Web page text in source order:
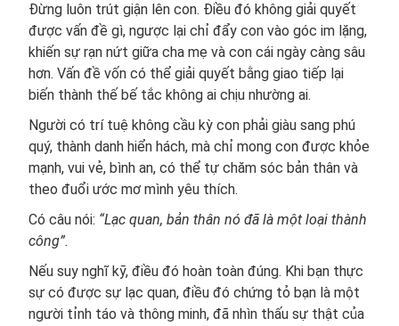
Đừng luôn trút giận lên con. Điều đó không giải quyết
được vấn đề gì, ngược lại chỉ đẩy con vào góc im lặng,
khiến sự rạn nứt giữa cha mẹ và con cái ngày càng sâu
hơn. Vấn đề vốn có thể giải quyết bằng giao tiếp lại
biến thành thế bế tắc không ai chịu nhường ai.
Người có trí tuệ không cầu kỳ con phải giàu sang phú
quý, thành danh hiển hách, mà chỉ mong con được khỏe
mạnh, vui vẻ, bình an, có thể tự chăm sóc bản thân và
theo đuổi ước mơ mình yêu thích.
Có câu nói: “Lạc quan, bản thân nó đã là một loại thành
công”.
Nếu suy nghĩ kỹ, điều đó hoàn toàn đúng. Khi bạn thực
sự có được sự lạc quan, điều đó chứng tỏ bạn là một
người tỉnh táo và thông minh, đã nhìn thấu sự thật của